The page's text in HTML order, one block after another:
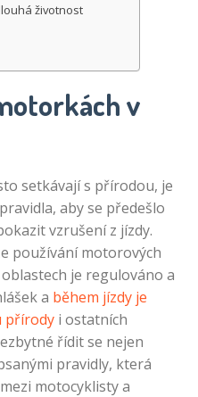
životnost
v
setkávají s přírodou, je
aby se předešlo
vzrušení z jízdy.
používání motorových
je regulováno a
a během jízdy je
přírodyi ostatních
řídit se nejen
pravidly, která
motocyklisty a